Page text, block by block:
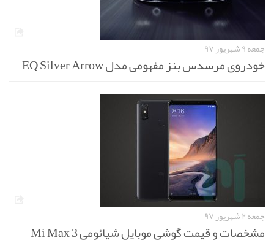
جمعه ۹ شهریور ۹۷
خودروی مرسدس بنز مفهومی مدل EQ Silver Arrow
جمعه ۲ شهریور ۹۷
مشخصات و قیمت گوشی موبایل شیائومی Mi Max 3